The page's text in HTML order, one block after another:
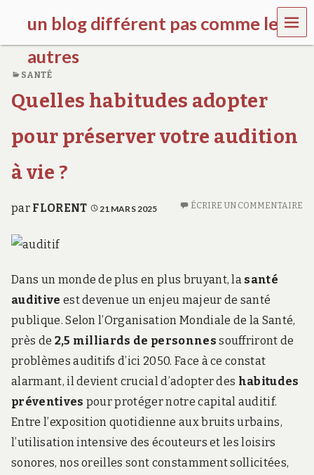
un blog différent pas comme les
autres
d
c
h
d
e
o
MEN
U
SANTÉ
Quelles habitudes adopter
pour préserver votre audition
à vie ?
par FLORENT 21 MARS 2025 ÉCRIRE UN COMMENTAIRE
Dans un monde de plus en plus bruyant, la santé
auditive est devenue un enjeu majeur de santé
publique. Selon l’Organisation Mondiale de la Santé,
près de 2,5 milliards de personnes souffriront de
problèmes auditifs d’ici 2050. Face à ce constat
alarmant, il devient crucial d’adopter des habitudes
préventives pour protéger notre capital auditif.
Entre l’exposition quotidienne aux bruits urbains,
l’utilisation intensive des écouteurs et les loisirs
sonores, nos oreilles sont constamment sollicitées,